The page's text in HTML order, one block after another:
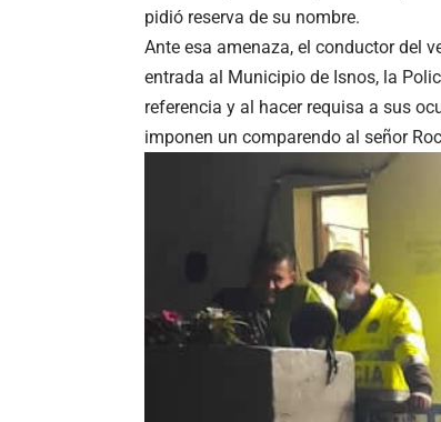
pidió reserva de su nombre.
Ante esa amenaza, el conductor del
entrada al Municipio de Isnos, la
referencia y al hacer requisa a sus
imponen un comparendo al señor